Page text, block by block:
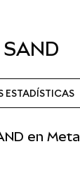
SAND
ESTADÍSTICAS
en